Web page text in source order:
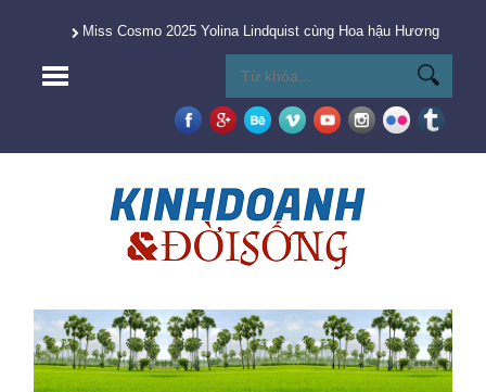
Miss Cosmo 2025 Yolina Lindquist cùng Hoa hậu Hương